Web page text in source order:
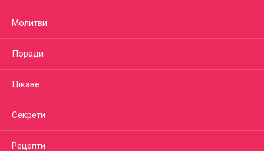
Молитви
Поради
Цікаве
Секрети
Рецепти